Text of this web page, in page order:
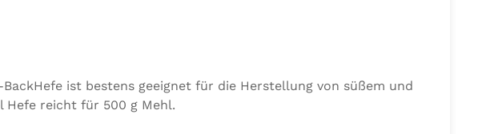
BackHefe ist bestens geeignet für die Herstellung von süßem und
Hefe reicht für 500 g Mehl.